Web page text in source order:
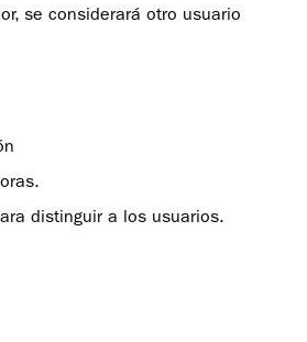
se considerará otro usuario
distinguir a los usuarios.